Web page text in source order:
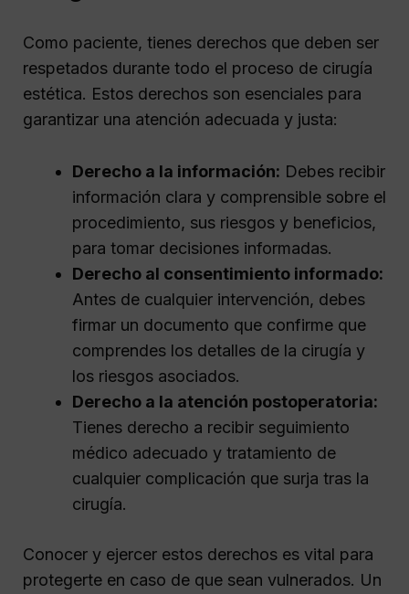
Como paciente, tienes derechos que deben ser
respetados durante todo el proceso de cirugía
estética. Estos derechos son esenciales para
garantizar una atención adecuada y justa:
Derecho a la información: Debes recibir
información clara y comprensible sobre el
procedimiento, sus riesgos y beneficios,
para tomar decisiones informadas.
Derecho al consentimiento informado:
Antes de cualquier intervención, debes
firmar un documento que confirme que
comprendes los detalles de la cirugía y
los riesgos asociados.
Derecho a la atención postoperatoria:
Tienes derecho a recibir seguimiento
médico adecuado y tratamiento de
cualquier complicación que surja tras la
cirugía.
Conocer y ejercer estos derechos es vital para
protegerte en caso de que sean vulnerados. Un